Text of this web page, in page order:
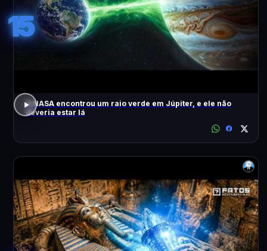
15
A NASA encontrou um raio verde em Júpiter, e ele não
deveria estar lá